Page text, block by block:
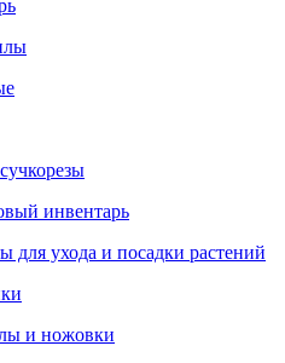
инвентарь
для ухода и посадки растений
и ножовки